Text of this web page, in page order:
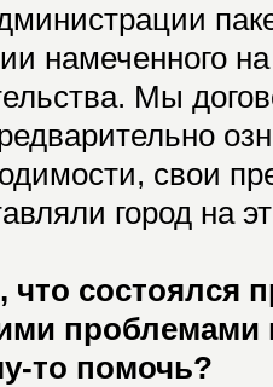
намеченного
Мы
свои
город на
состоялся
то помочь?